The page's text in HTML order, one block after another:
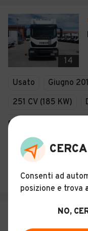
14
Usato Giugno
251 CV (185 KW)
Descrizione
AUTOCARRI
Palazzo San
Consenti ad
posizione e trova
NO,